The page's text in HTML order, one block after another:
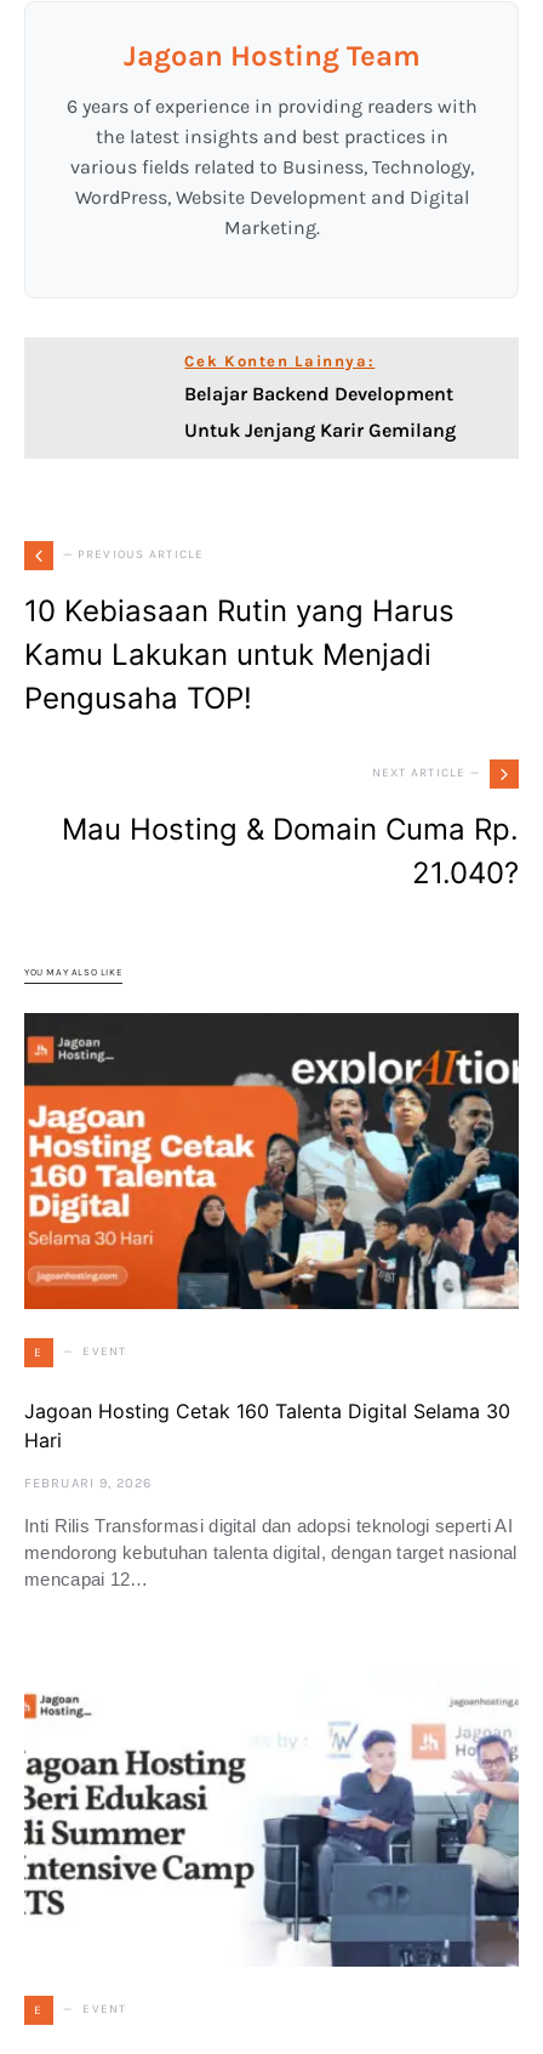
Jagoan Hosting Team
6 years of experience in providing readers with
the latest insights and best practices in
various fields related to Business, Technology,
WordPress, Website Development and Digital
Marketing.
Cek Konten Lainnya:
Belajar Backend Development
Untuk Jenjang Karir Gemilang
— PREVIOUS ARTICLE
10 Kebiasaan Rutin yang Harus
Kamu Lakukan untuk Menjadi
Pengusaha TOP!
NEXT ARTICLE —
Mau Hosting & Domain Cuma Rp.
21.040?
YOU MAY ALSO LIKE
E EVENT
Jagoan Hosting Cetak 160 Talenta Digital Selama 30
Hari
FEBRUARI 9, 2026
Inti Rilis Transformasi digital dan adopsi teknologi seperti AI
mendorong kebutuhan talenta digital, dengan target nasional
mencapai 12…
E EVENT